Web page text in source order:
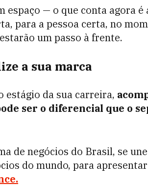
espaço — o que conta agora é
para a pessoa certa, no
um passo à frente.
a sua marca
estágio da sua carreira,
ser o diferencial que o
de negócios do Brasil, se
do mundo, para